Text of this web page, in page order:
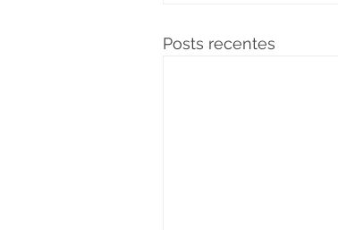
Posts recentes